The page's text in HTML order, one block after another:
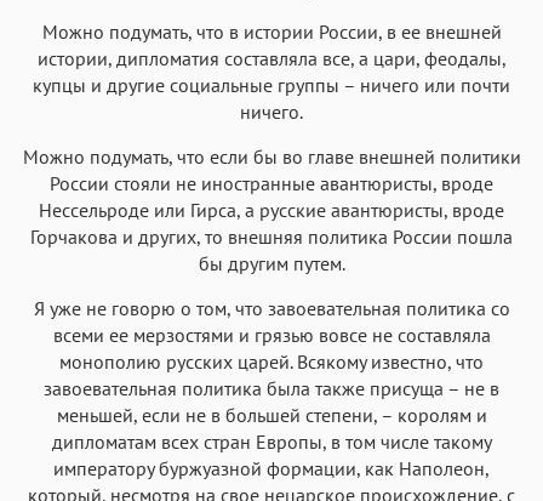
Можно подумать, что в истории России, в ее внешней
истории, дипломатия составляла все, а цари, феодалы,
купцы и другие социальные группы – ничего или почти
ничего.
Можно подумать, что если бы во главе внешней политики
России стояли не иностранные авантюристы, вроде
Нессельроде или Гирса, а русские авантюристы, вроде
Горчакова и других, то внешняя политика России пошла
бы другим путем.
Я уже не говорю о том, что завоевательная политика со
всеми ее мерзостями и грязью вовсе не составляла
монополию русских царей. Всякому известно, что
завоевательная политика была также присуща – не в
меньшей, если не в большей степени, – королям и
дипломатам всех стран Европы, в том числе такому
императору буржуазной формации, как Наполеон,
который, несмотря на свое нецарское происхождение, с